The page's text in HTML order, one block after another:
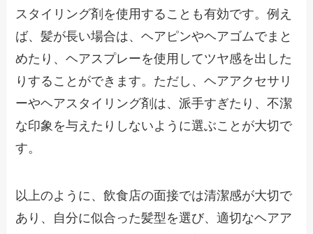
スタイリング剤を使用することも有効です。例え
ば、髪が長い場合は、ヘアピンやヘアゴムでまと
めたり、ヘアスプレーを使用してツヤ感を出した
りすることができます。ただし、ヘアアクセサリ
ーやヘアスタイリング剤は、派手すぎたり、不潔
な印象を与えたりしないように選ぶことが大切で
す。
以上のように、飲食店の面接では清潔感が大切で
あり、自分に似合った髪型を選び、適切なヘアア